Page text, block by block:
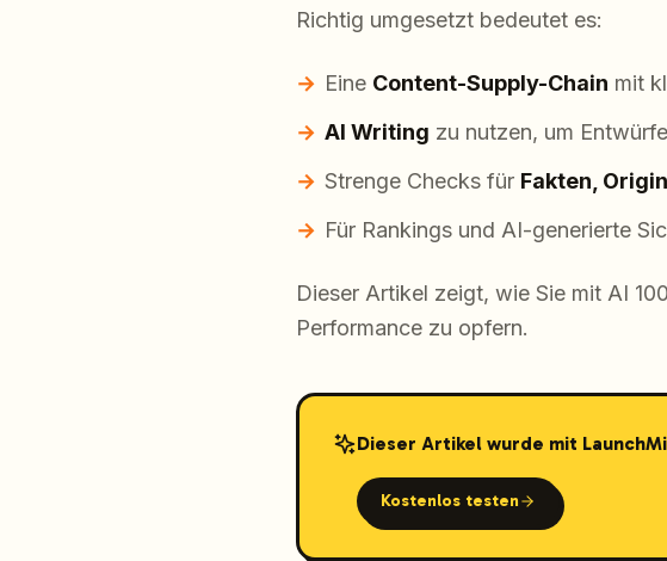
Richtig umgesetzt bedeutet es:
Eine Content-Supply-Chain mit
AI Writing zu nutzen, um
Strenge Checks für Fakten,
Für Rankings und AI-generierte
Dieser Artikel zeigt, wie Sie mit AI
Performance zu opfern.
Dieser Artikel wurde mit
Kostenlos testen